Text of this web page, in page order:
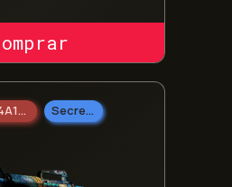
SKIN
M4A1-S Secreto